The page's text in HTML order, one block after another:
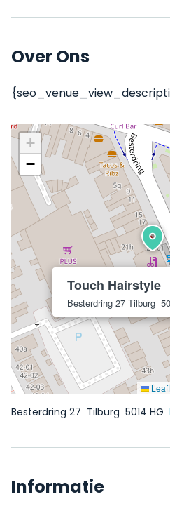
Over Ons
Touch Hairstyle
Besterdring 27 Tilburg
+
−
Besterdring 27 Tilburg 5014 HG
Informatie